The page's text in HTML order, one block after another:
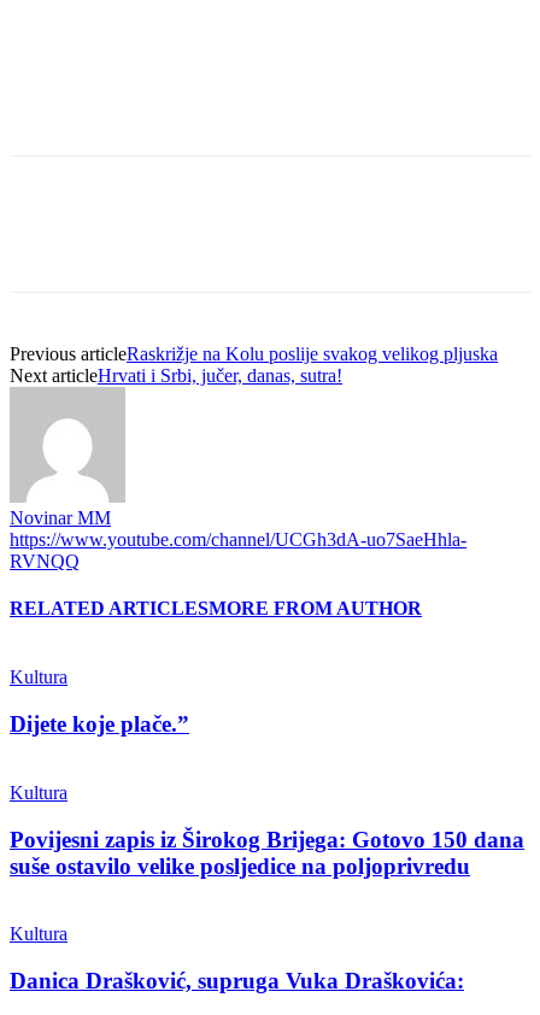
Previous articleRaskrižje na Kolu poslije svakog velikog pljuska
Next articleHrvati i Srbi, jučer, danas, sutra!
Novinar MM
https://www.youtube.com/channel/UCGh3dA-uo7SaeHhla-
RVNQQ
RELATED ARTICLESMORE FROM AUTHOR
Kultura
Dijete koje plače.”
Kultura
Povijesni zapis iz Širokog Brijega: Gotovo 150 dana
suše ostavilo velike posljedice na poljoprivredu
Kultura
Danica Drašković, supruga Vuka Draškovića: